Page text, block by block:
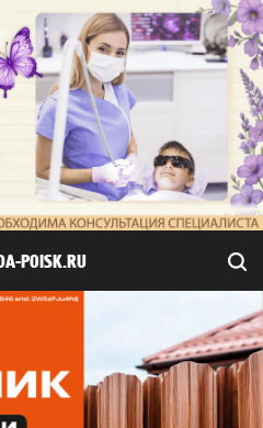
POISK.RU